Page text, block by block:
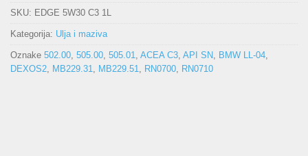
SKU: EDGE 5W30 C3 1L
Kategorija: Ulja i maziva
Oznake 502.00 505.00 505.01 ACEA C3 API SN BMW LL-04
DEXOS2
MB229.31 MB229.51 RN0700 RN0710